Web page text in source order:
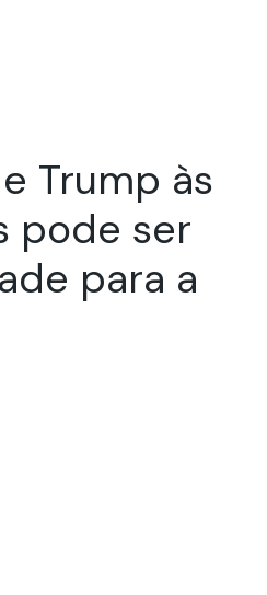
Trump às
pode ser
para a